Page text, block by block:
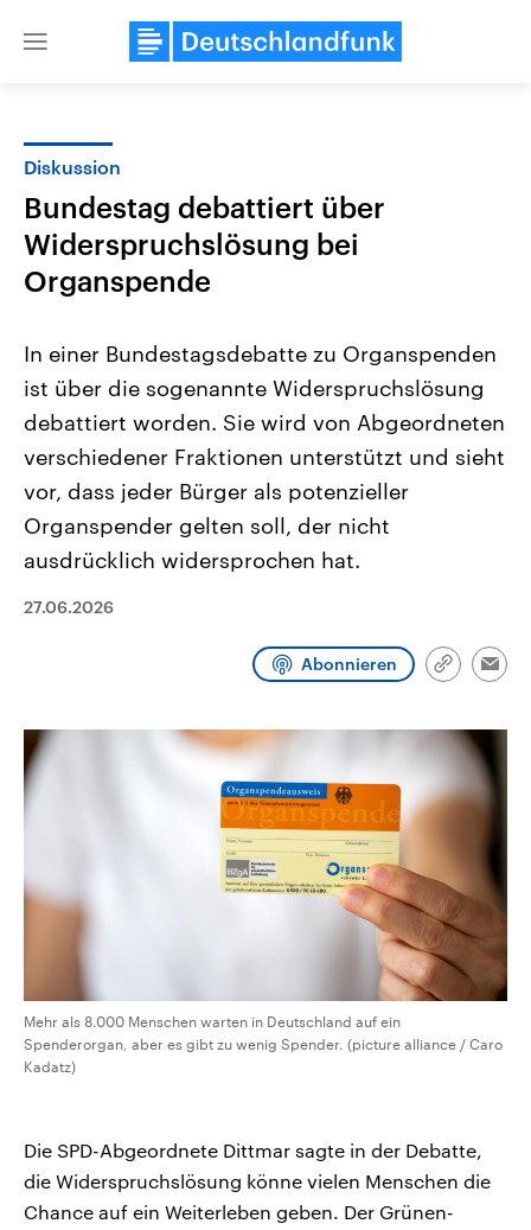
Close
Landtagswahl Sachsen-Anhalt
2026
Alle Informationen
Sachsen-Anhalt wählt am 6.
September 2026 einen neuen
Landtag. Seit 2021 wird das
Bundesland von einer Koalition aus
Umfragen, Prognosen,
und Hintergründe zu den Parteien
Aktuelle Beiträge,
Hintergründe
Wirtschaftlich und
gehören die Vereinigten
mit großem Einfluss auf
Sendungen
Diskussion
Bundestag debattiert über
Widerspruchslösung bei
Organspende
In einer Bundestagsdebatte zu Organspenden
ist über die sogenannte Widerspruchslösung
debattiert worden. Sie wird von Abgeordneten
verschiedener Fraktionen unterstützt und sieht
vor, dass jeder Bürger als potenzieller
Organspender gelten soll, der nicht
ausdrücklich widersprochen hat.
27.06.2026
Abonnieren
Link
Mehr als 8.000 Menschen warten in Deutschland auf ein
Spenderorgan, aber es gibt zu wenig Spender. (picture alliance / Caro
Kadatz)
Die SPD-Abgeordnete Dittmar sagte in der Debatte,
die Widerspruchslösung könne vielen Menschen die
Chance auf ein Weiterleben geben. Der Grünen-